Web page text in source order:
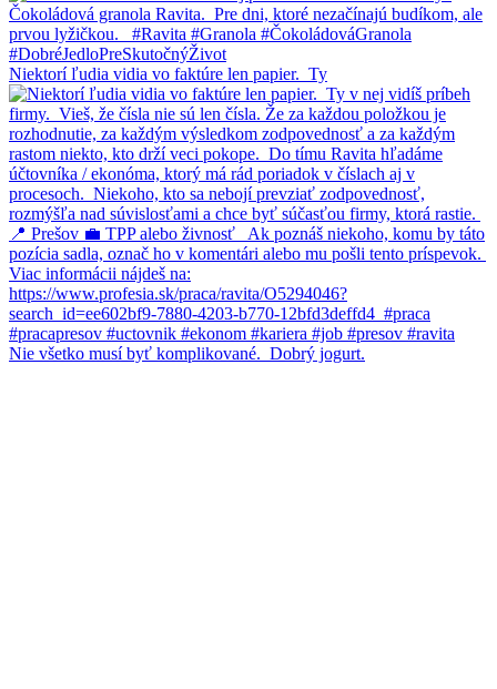
Niektorí ľudia vidia vo faktúre len papier.⁠ ⁠ Ty
Nie všetko musí byť komplikované.⁠ ⁠ Dobrý jogurt.